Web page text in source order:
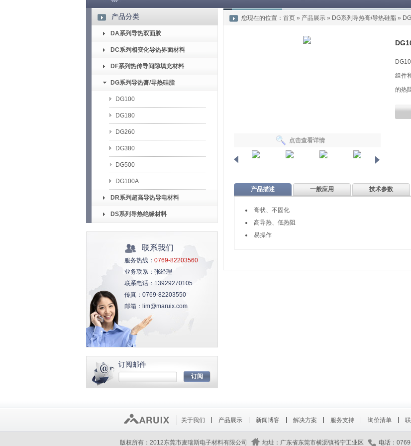
产品分类
DA系列导热双面胶
DC系列相变化导热界面材料
DF系列热传导间隙填充材料
DG系列导热膏/导热硅脂
DG100
DG180
DG260
DG380
DG500
DG100A
DR系列超高导热导电材料
DS系列导热绝缘材料
联系我们
服务热线： 0769-82203560
业务联系： 张经理
联系电话： 13929270105
传真： 0769-82203550
邮箱： lim@maruix.com
订阅邮件
您现在的位置： 首页» 产品展示» DG系列导热膏/导热硅脂»
点击查看详情
组件
的热
产品描述 一般应用 技术参数
膏状、不固化
高导热、低热阻
易操作
关于我们 产品展示 新闻博客 解决方案 服务支持 询价清单
版权所有：2012东莞市麦瑞斯电子材料有限公司 地址：广东省东莞市横沥镇裕宁工业区 电话：